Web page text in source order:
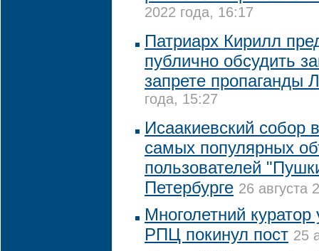
2022 года, 16:17
Патриарх Кирилл
публично обсудить
запрете пропаганды
года, 15:27
Исаакиевский собор
самых популярных
пользователей
Петербурге 26 августа
Многолетний
РПЦ покинул пост 25